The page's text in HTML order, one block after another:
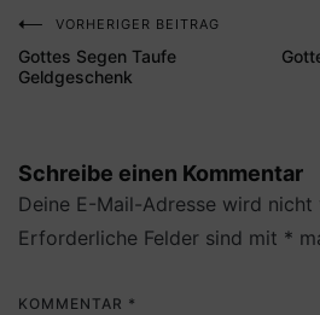
VORHERIGER BEITRAG
Gottes Segen Taufe
Geldgeschenk
Schreibe einen Kommentar
Deine E-Mail-Adresse wird
Erforderliche Felder sind mit *
KOMMENTAR *